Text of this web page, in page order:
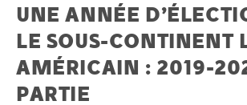
UNE ANNÉE
LE SOUS-CONTINENT
AMÉRICAIN : 2019-
PARTIE